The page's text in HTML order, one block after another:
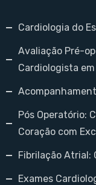
Cardiologia do
Avaliação Pré-
Cardiologista
Pós Operatório:
Coração com
Fibrilação Atrial:
Exames